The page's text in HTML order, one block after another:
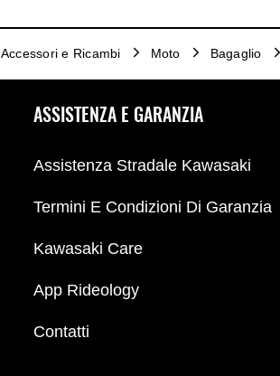
Accessori e Ricambi Moto Bagaglio
ASSISTENZA E GARANZIA
Assistenza Stradale Kawasaki
Termini E Condizioni Di Garanzia
Kawasaki Care
App Rideology
Contatti